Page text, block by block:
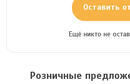
Оставить
Ещё никто не
Розничные